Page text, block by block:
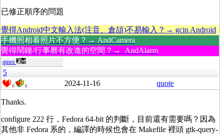
已修正順序的問題
覺得Android中文輸入法(注音、倉頡)不易輸入？→ gcin Android
手機照相看照片不方便？→ AndCamera
覺得鬧鐘/行事曆有改進的空間？→ AndAlarm
qtnez
5
0 0 2024-11-16 quote
Thanks.
configure 222 行，Fedora 64-bit 的判斷，目前還有需要嗎？因為
其他非 Fedora 系的，編譯的時候也會在 Makefile 裡頭 gtk-query-